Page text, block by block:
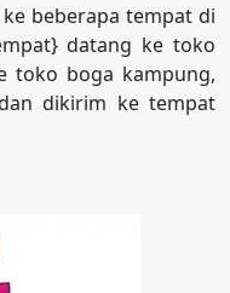
beberapa tempat di
datang ke toko
toko boga kampung,
dikirim ke tempat